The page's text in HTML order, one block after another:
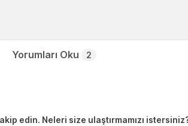
Yorumları Oku 2
edin. Neleri size ulaştırmamızı